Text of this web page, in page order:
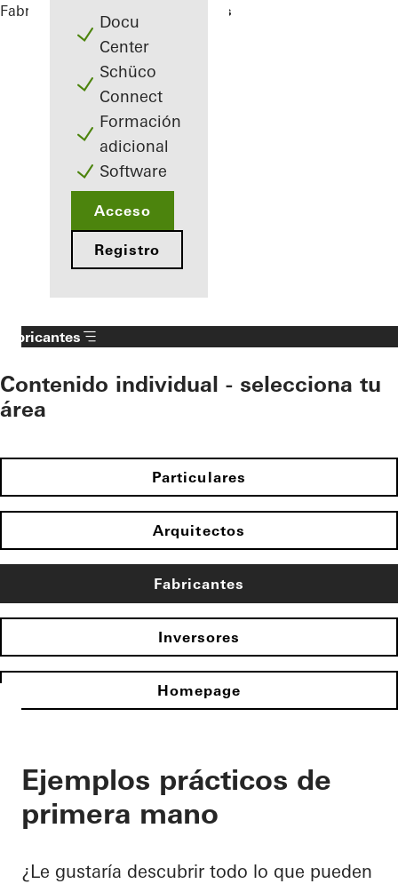
Docu
Center
Schüco
Connect
Formación
adicional
Software
Acceso
Registro
Fabricantes Highlights
Fabricantes
Contenido individual - selecciona tu
área
Particulares
Arquitectos
Fabricantes
Inversores
Homepage
Ejemplos prácticos de
primera mano
¿Le gustaría descubrir todo lo que pueden